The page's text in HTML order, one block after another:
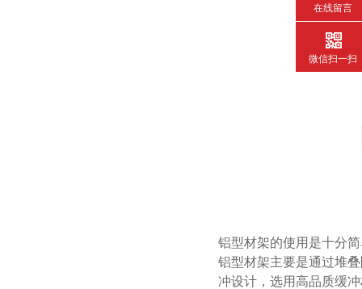
铝型材架的使用是十分简单
铝型材架主要是通过堆叠
冲设计，选用高品质缓
在线留言
微信扫一扫